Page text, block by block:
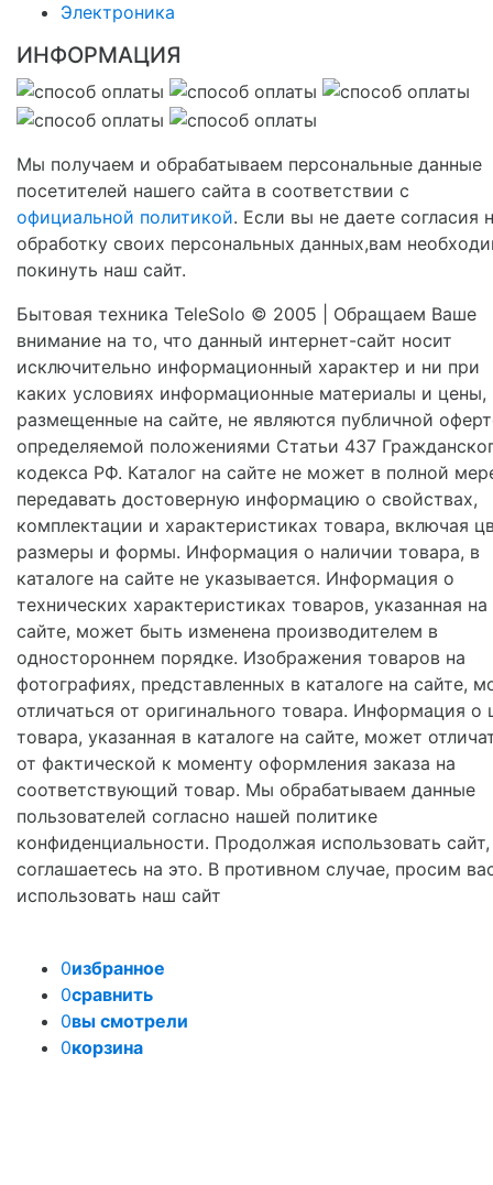
Электроника
ИНФОРМАЦИЯ
Мы получаем и обрабатываем персональные данные
посетителей нашего сайта в соответствии с
официальной политикой. Если вы не даете согласия
обработку своих персональных данных,вам
покинуть наш сайт.
Бытовая техника TeleSolo © 2005 | Обращаем Ваше
внимание на то, что данный интернет-сайт носит
исключительно информационный характер и ни при
каких условиях информационные материалы и цены,
размещенные на сайте, не являются публичной
определяемой положениями Статьи 437
кодекса РФ. Каталог на сайте не может в полной
передавать достоверную информацию о свойствах,
комплектации и характеристиках товара, включая
размеры и формы. Информация о наличии товара, в
каталоге на сайте не указывается. Информация о
технических характеристиках товаров, указанная на
сайте, может быть изменена производителем в
одностороннем порядке. Изображения товаров на
фотографиях, представленных в каталоге на сайте,
отличаться от оригинального товара. Информация о
товара, указанная в каталоге на сайте, может
от фактической к моменту оформления заказа на
соответствующий товар. Мы обрабатываем данные
пользователей согласно нашей политике
конфиденциальности. Продолжая использовать
соглашаетесь на это. В противном случае, просим
использовать наш сайт
0избранное
0сравнить
0вы смотрели
0корзина